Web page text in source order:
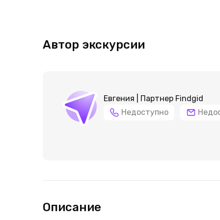
Автор экскурсии
Евгения | Партнер Findgid
Недоступно
Описание